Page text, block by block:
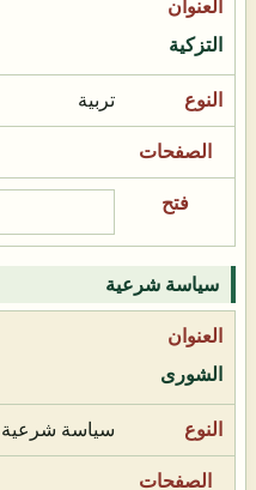
التزكية
تربية
سياسة شرعية
الشورى
سياسة شرعية